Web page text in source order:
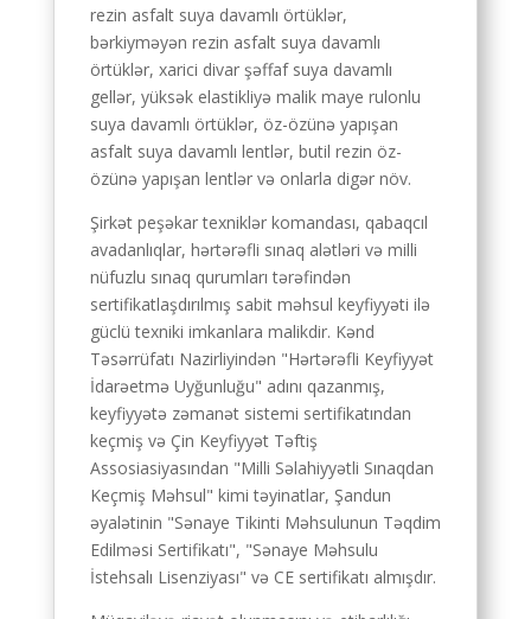
rezin asfalt suya davamlı örtüklər,
bərkiyməyən rezin asfalt suya davamlı
örtüklər, xarici divar şəffaf suya davamlı
gellər, yüksək elastikliyə malik maye rulonlu
suya davamlı örtüklər, öz-özünə yapışan
asfalt suya davamlı lentlər, butil rezin öz-
özünə yapışan lentlər və onlarla digər növ.
Şirkət peşəkar texniklər komandası, qabaqcıl
avadanlıqlar, hərtərəfli sınaq alətləri və milli
nüfuzlu sınaq qurumları tərəfindən
sertifikatlaşdırılmış sabit məhsul keyfiyyəti ilə
güclü texniki imkanlara malikdir. Kənd
Təsərrüfatı Nazirliyindən "Hərtərəfli Keyfiyyət
İdarəetmə Uyğunluğu" adını qazanmış,
keyfiyyətə zəmanət sistemi sertifikatından
keçmiş və Çin Keyfiyyət Təftiş
Assosiasiyasından "Milli Səlahiyyətli Sınaqdan
Keçmiş Məhsul" kimi təyinatlar, Şandun
əyalətinin "Sənaye Tikinti Məhsulunun Təqdim
Edilməsi Sertifikatı", "Sənaye Məhsulu
İstehsalı Lisenziyası" və CE sertifikatı almışdır.
German (Switzerland)
Belarusian
Malay
Malayalam
Hungarian
Catalan
Cebuano
Czech
Welsh
Danish
Lower Sorbian
Dzongkha
Estonian
Basque